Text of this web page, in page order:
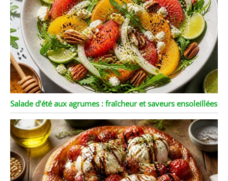
Salade d’été aux agrumes : fraîcheur et saveurs ensoleillées